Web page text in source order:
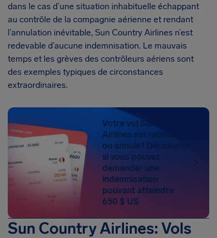
dans le cas d’une situation inhabituelle échappant
au contrôle de la compagnie aérienne et rendant
l’annulation inévitable, Sun Country Airlines n’est
redevable d’aucune indemnisation. Le mauvais
temps et les grèves des contrôleurs aériens sont
des exemples typiques de circonstances
extraordinaires.
Votre vol Sun Country
Airlines est retardé
ou annulé? Découvrez
si vous pouvez
demander une
indemnisation
pouvant atteindre
650 $ US
Sun Country Airlines: Vols